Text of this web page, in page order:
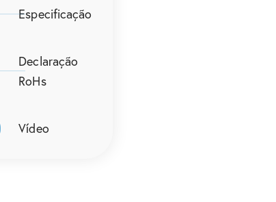
Especificação
Declaração
RoHs
Vídeo